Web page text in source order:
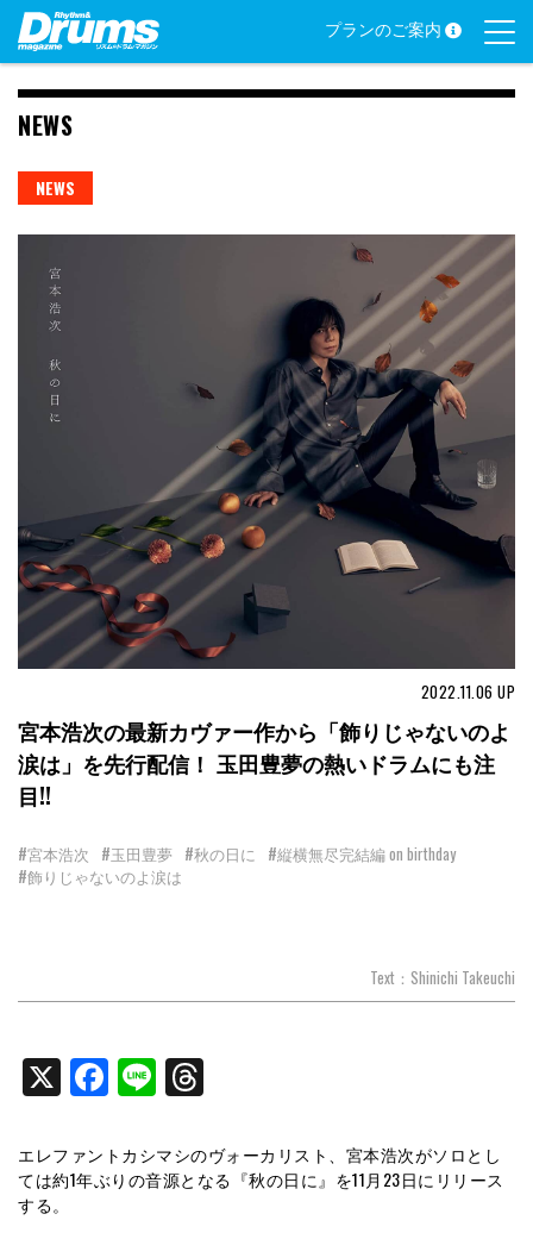
Skip
content
プランのご案内
NEWS
NEWS
2022.11.06 UP
宮本浩次の最新カヴァー作から「飾りじゃないのよ
涙は」を先行配信！ 玉田豊夢の熱いドラムにも注
目!!
#宮本浩次 #玉田豊夢 #秋の日に #縦横無尽完結編 on birthday
#飾りじゃないのよ涙は
Text：Shinichi Takeuchi
X Facebook
Line
エレファントカシマシのヴォーカリスト、宮本浩次がソロとし
ては約1年ぶりの音源となる『秋の日に』を11月23日にリリース
する。